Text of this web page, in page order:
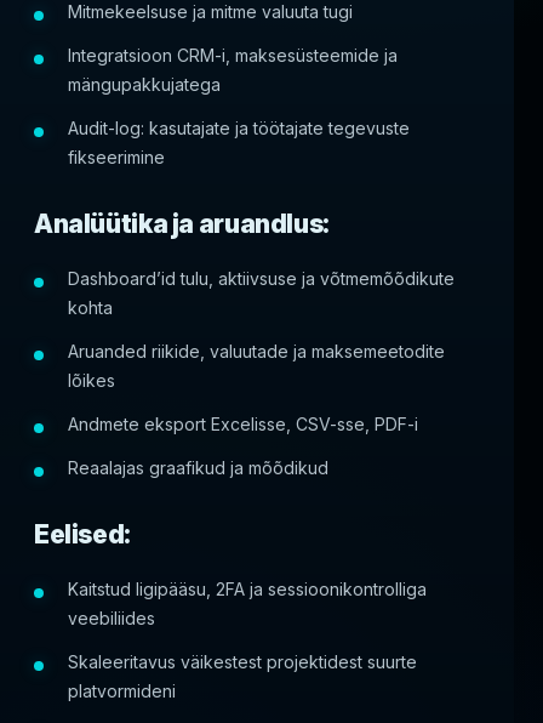
Mitmekeelsuse ja mitme valuuta tugi
Integratsioon CRM-i, maksesüsteemide ja
mängupakkujatega
Audit-log: kasutajate ja töötajate tegevuste
fikseerimine
Analüütika ja aruandlus:
Dashboard’id tulu, aktiivsuse ja võtmemõõdikute
kohta
Aruanded riikide, valuutade ja maksemeetodite
lõikes
Andmete eksport Excelisse, CSV-sse, PDF-i
Reaalajas graafikud ja mõõdikud
Eelised:
Kaitstud ligipääsu, 2FA ja sessioonikontrolliga
veebiliides
Skaleeritavus väikestest projektidest suurte
platvormideni